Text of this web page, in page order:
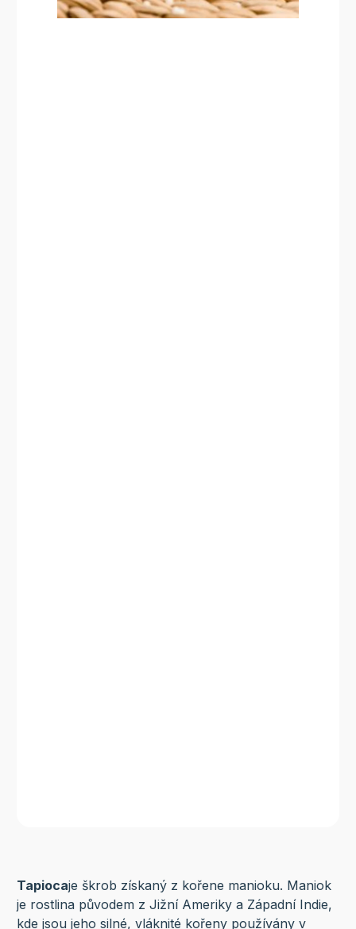
Tapiocaje škrob získaný z kořene manioku. Maniok
je rostlina původem z Jižní Ameriky a Západní Indie,
kde jsou jeho silné, vláknité kořeny používány v